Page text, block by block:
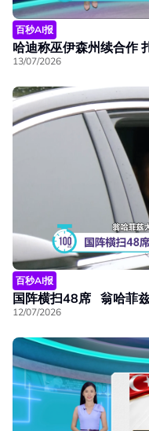
百秒AI报
哈迪称巫伊森州续合作
13/07/2026
百秒AI报
国阵横扫48席 翁哈菲
12/07/2026